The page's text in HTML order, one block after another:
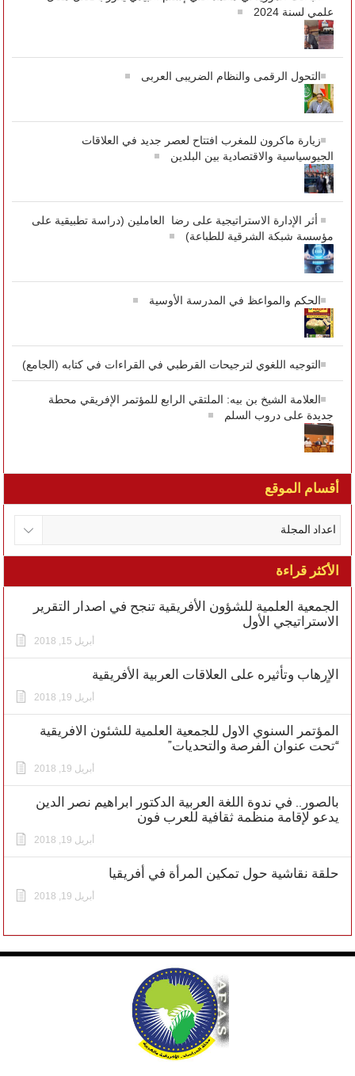
علمي لسنة 2024
التحول الرقمى والنظام الضريبى العربى
زيارة ماكرون للمغرب افتتاح لعصر جديد في العلاقات
الجيوسياسية والاقتصادية بين البلدين
أثر الإدارة الاستراتيجية على رضا العاملين (دراسة تطبيقية على
مؤسسة شبكة الشرقية للطباعة)
الحكم والمواعظ في المدرسة الأوسية
التوجيه اللغوي لترجيحات القرطبي في القراءات في كتابه (الجامع)
العلامة الشيخ بن بيه: الملتقي الرابع للمؤتمر الإفريقي محطة
جديدة على دروب السلم
أقسام الموقع
الأكثر قراءة
الجمعية العلمية للشؤون الأفريقية تنجح في اصدار التقرير
الاستراتيجي الأول
أبريل 15, 2018
الاٍرهاب وتأثيره على العلاقات العربية الأفريقية
أبريل 19, 2018
المؤتمر السنوي الاول للجمعية العلمية للشئون الافريقية
“تحت عنوان الفرصة والتحديات”
أبريل 19, 2018
بالصور.. في ندوة اللغة العربية الدكتور ابراهيم نصر الدين
يدعو لإقامة منظمة ثقافية للعرب فون
أبريل 19, 2018
حلقة نقاشية حول تمكين المرأة في أفريقيا
أبريل 19, 2018